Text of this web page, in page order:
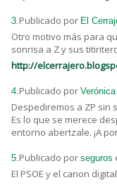
3.Publicado por El
Otro motivo más para
sonrisa a Z y sus
http://
4.Publicado por Verónica
Despediremos a ZP sin
Es lo que se merece
entorno abertzale. ¡A
5.Publicado por seguros
El PSOE y el canon digital